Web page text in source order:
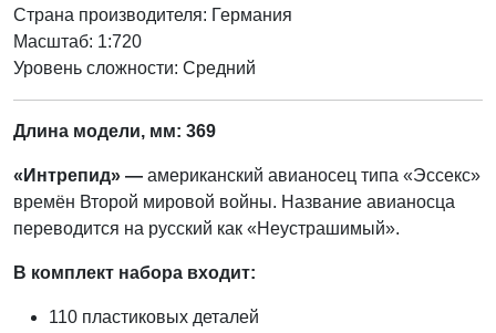
Страна производителя: Германия
Масштаб: 1:720
Уровень сложности: Cредний
Длина модели, мм: 369
«Интрепид» — американский авианосец типа «Эссекс»
времён Второй мировой войны. Название авианосца
переводится на русский как «Неустрашимый».
В комплект набора входит:
110 пластиковых деталей